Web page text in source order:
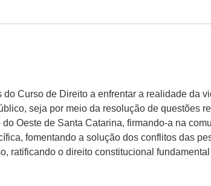
Curso de Direito a enfrentar a realidade da
seja por meio da resolução de questões
Oeste de Santa Catarina, firmando-a na
fomentando a solução dos conflitos das
ratificando o direito constitucional